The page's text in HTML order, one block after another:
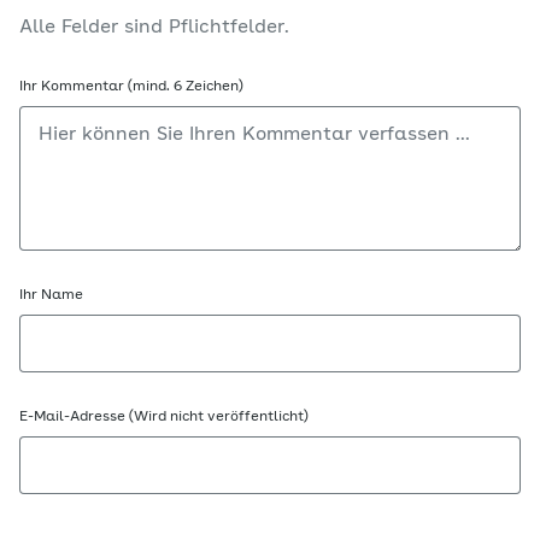
Alle Felder sind Pflichtfelder.
Ihr Kommentar (mind. 6 Zeichen)
Ihr Name
E-Mail-Adresse (Wird nicht veröffentlicht)